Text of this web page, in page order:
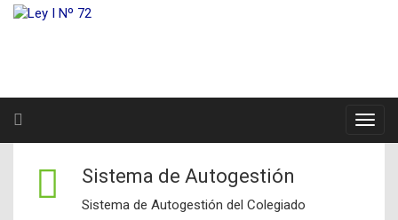
Sistema de Autogestión
Sistema de Autogestión del Colegiado